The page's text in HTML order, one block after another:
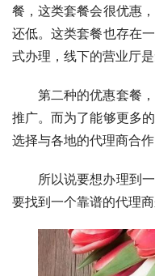
餐，这类套餐会很优惠
还低。这类套餐也存在
式办理，线下的营业厅是
第二种的优惠套餐
推广。而为了能够更多
选择与各地的代理商合
所以说要想办理到
要找到一个靠谱的代理